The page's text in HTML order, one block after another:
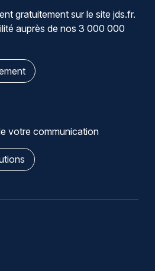
gratuitement sur le site jds.fr.
auprès de nos 3 000 000
votre communication